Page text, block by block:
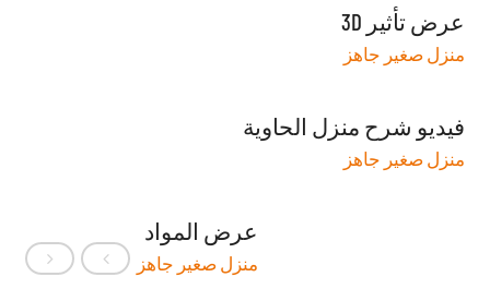
عرض تأثير 3D
منزل صغير جاهز
فيديو شرح منزل الحاوية
منزل صغير جاهز
عرض المواد
منزل صغير جاهز